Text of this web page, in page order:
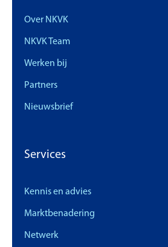
Over NKVK
NKVK Team
Werken bij
Partners
Nieuwsbrief
Services
Kennis en advies
Marktbenadering
Netwerk